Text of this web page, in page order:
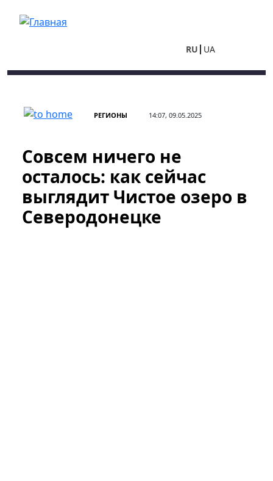
RU UA
РЕГИОНЫ 14:07, 09.05.2025
Совсем ничего не
осталось: как сейчас
выглядит Чистое озеро в
Северодонецке